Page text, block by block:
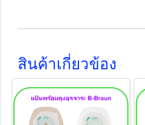
สินค้าเกี่ยวข้อง